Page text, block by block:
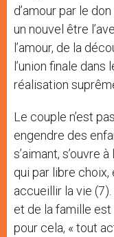
d’amour par le
un nouvel être
l’amour, de la
l’union finale
réalisation
Le couple n’est
engendre des
s’aimant, s’ouvre
qui par libre
accueillir la vie
et de la famille est
pour cela, « tout